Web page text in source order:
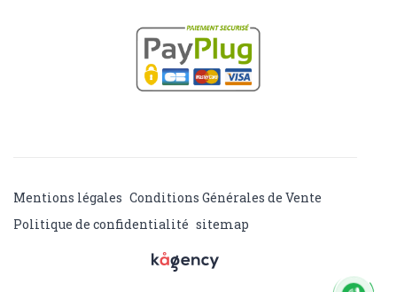
Mentions légales Conditions Générales de Vente
Politique de confidentialité sitemap